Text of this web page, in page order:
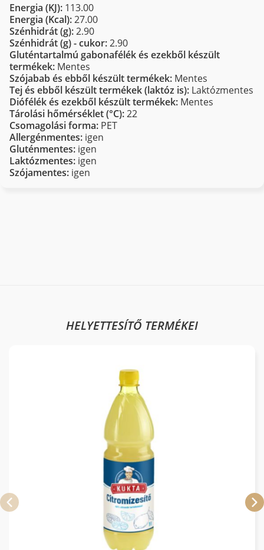
Energia (KJ): 113.00
Energia (Kcal):27.00
Szénhidrát (g):2.90
Szénhidrát (g) - cukor:2.90
Gluténtartalmú gabonafélék és ezekből készült
termékek: Mentes
Szójabab és ebből készült termékek: Mentes
Tej és ebből készült termékek (laktóz is): Laktózmentes
Diófélék és ezekből készült termékek: Mentes
Tárolási hőmérséklet (°C):22
Csomagolási forma: PET
Allergénmentes: igen
Gluténmentes: igen
Laktózmentes: igen
Szójamentes: igen
HELYETTESÍTŐ TERMÉKEI